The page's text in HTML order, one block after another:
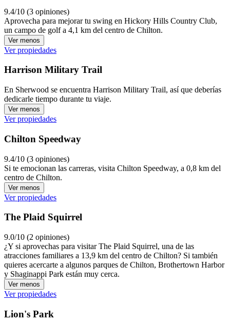
9.4/10 (3 opiniones)
Aprovecha para mejorar tu swing en Hickory Hills Country Club,
un campo de golf a 4,1 km del centro de Chilton.
Ver menos
Ver propiedades
Harrison Military Trail
En Sherwood se encuentra Harrison Military Trail, así que deberías
dedicarle tiempo durante tu viaje.
Ver menos
Ver propiedades
Chilton Speedway
9.4/10 (3 opiniones)
Si te emocionan las carreras, visita Chilton Speedway, a 0,8 km del
centro de Chilton.
Ver menos
Ver propiedades
The Plaid Squirrel
9.0/10 (2 opiniones)
¿Y si aprovechas para visitar The Plaid Squirrel, una de las
atracciones familiares a 13,9 km del centro de Chilton? Si también
quieres acercarte a algunos parques de Chilton, Brothertown Harbor
y Shaginappi Park están muy cerca.
Ver menos
Ver propiedades
Lion's Park